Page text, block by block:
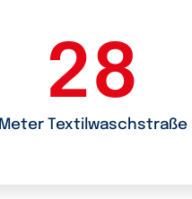
28
Meter Textilwaschstraße